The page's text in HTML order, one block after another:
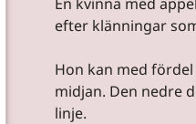
efter klänningar
Hon kan med
midjan. Den nedre
linje.